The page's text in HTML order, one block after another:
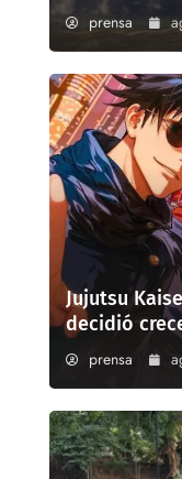
prensa
Jujutsu
decidió
prensa